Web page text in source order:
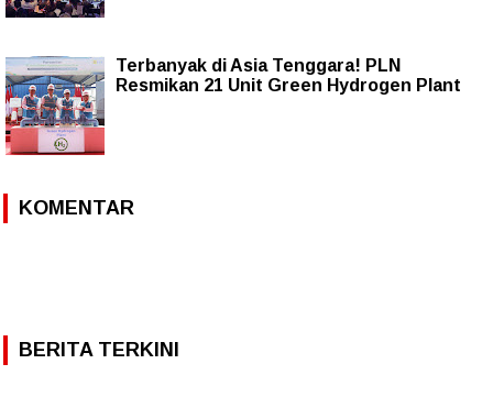
Terbanyak di Asia Tenggara! PLN
Resmikan 21 Unit Green Hydrogen Plant
KOMENTAR
BERITA TERKINI